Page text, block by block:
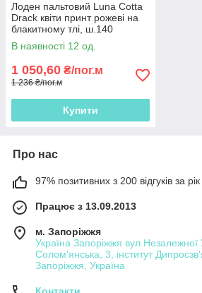
Лоден пальтовий Luna Cotta
Drack квіти принт рожеві на
блакитному тлі, ш.140
В наявності 12 од.
1 050,60 ₴/пог.м
1 236 ₴/пог.м
Купити
Про нас
97% позитивних з 200 відгуків за рік
Працює з 13.09.2013
м. Запоріжжя
Україна Запоріжжя вул.Незалежної
Солом'янська, 3, інститут
Запоріжжя, Україна